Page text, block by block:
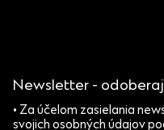
Newsletter -
• Za účelom zasielania
svojich osobných údajov